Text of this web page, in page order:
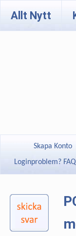
Allt Nytt
Skapa Konto
Loginproblem?